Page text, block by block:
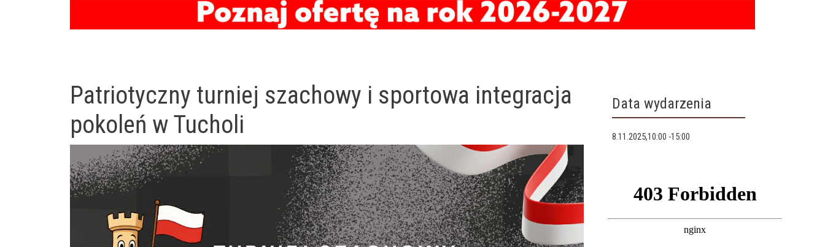
Patriotyczny turniej szachowy i sportowa integracja
pokoleń w Tucholi
Data wydarzenia
8.11.2025,10:00 -15:00